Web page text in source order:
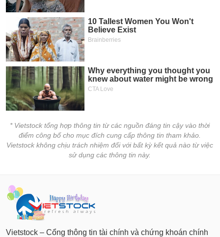
* Vietstock tổng hợp thông tin từ các nguồn đáng tin cậy vào thời
điểm công bố cho mục đích cung cấp thông tin tham khảo.
Vietstock không chịu trách nhiệm đối với bất kỳ kết quả nào từ việc
sử dụng các thông tin này.
Vietstock – Cổng thông tin tài chính và chứng khoán chính